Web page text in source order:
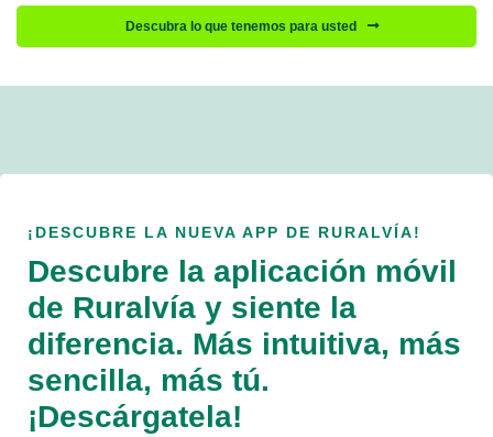
Descubra lo que tenemos para usted
¡DESCUBRE LA NUEVA APP DE RURALVÍA!
Descubre la aplicación móvil
de Ruralvía y siente la
diferencia. Más intuitiva, más
sencilla, más tú.
¡Descárgatela!